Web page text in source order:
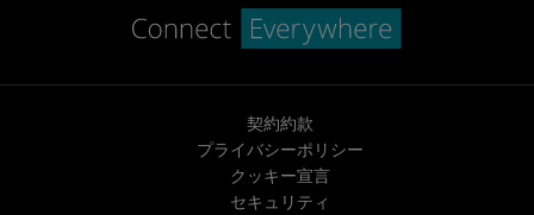
契約約款
プライバシーポリシー
クッキー宣言
セキュリティ